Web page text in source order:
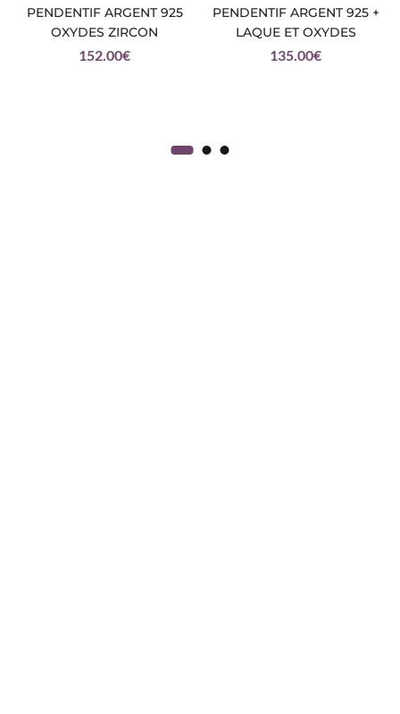
PENDENTIF ARGENT 925
OXYDES ZIRCON
152.00€
PENDENTIF ARGENT 925 +
LAQUE ET OXYDES
135.00€